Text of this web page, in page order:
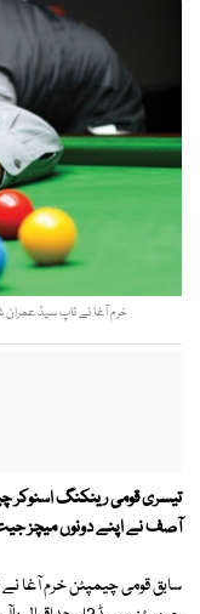
خرم آغا نے ٹاپ سیڈ
تیسری قومی رینکنگ
آصف نے اپنے دونوں میچز جیت
سابق قومی چیمپئن خرم آغا